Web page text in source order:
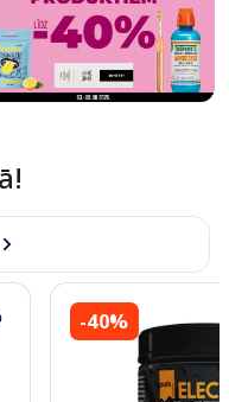
-40%